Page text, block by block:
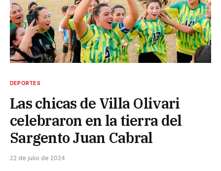
DEPORTES
Las chicas de Villa Olivari
celebraron en la tierra del
Sargento Juan Cabral
22 de julio de 2024